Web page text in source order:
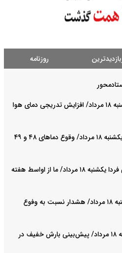
روزنامه
پیش بینی هوای مشهد فردا یکشنبه ۱۸ مرداد/ افزایش تدریجی دمای هوا
پیش بینی هوای خوزستان فردا یکشنبه ۱۸ مرداد/ وقوع دما‌های ۴۸ و ۴۹
پیش بینی هوای آذربایجان غربی فردا یکشنبه ۱۸ مرداد/ ما از اواسط هفته
پیش بینی هوای تهران فردا یکشنبه ۱۸ مرداد/ هشدار نسبت به وفوع
پیش بینی هوای البرز فردا یکشنبه ۱۸ مرداد/ پیش‌بینی بارش خفیف در